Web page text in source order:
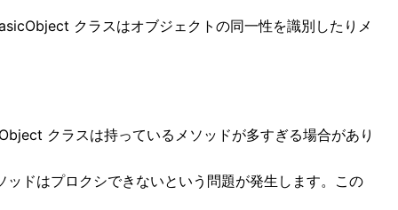
クラスはオブジェクトの同一性を識別したりメ
クラスは持っているメソッドが多すぎる場合があり
ドはプロクシできないという問題が発生します。この